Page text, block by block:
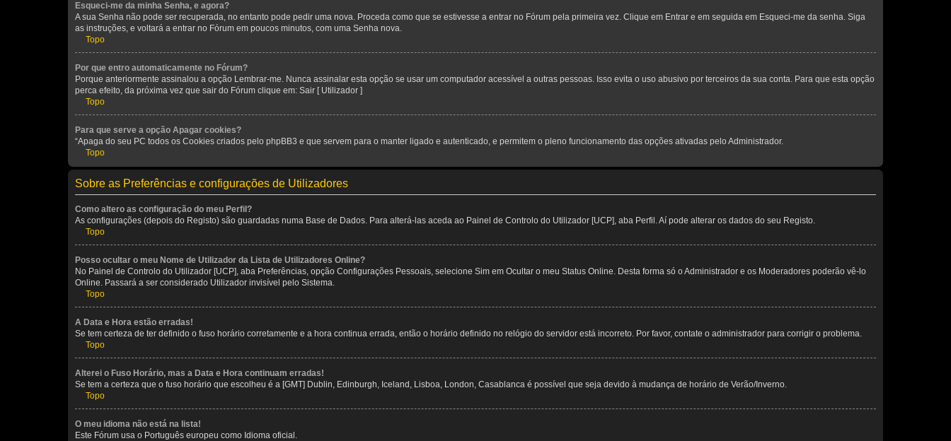
Esqueci-me da minha Senha, e agora?
A sua Senha não pode ser recuperada, no entanto pode pedir uma nova. Proceda como que se estivesse a entrar no Fórum pela primeira vez. Clique em Entrar e em seguida em Esqueci-me da senha. Siga
as instruções, e voltará a entrar no Fórum em poucos minutos, com uma Senha nova.
Topo
Por que entro automaticamente no Fórum?
Porque anteriormente assinalou a opção Lembrar-me. Nunca assinalar esta opção se usar um computador acessível a outras pessoas. Isso evita o uso abusivo por terceiros da sua conta. Para que esta opção
perca efeito, da próxima vez que sair do Fórum clique em: Sair [ Utilizador ]
Topo
Para que serve a opção Apagar cookies?
“Apaga do seu PC todos os Cookies criados pelo phpBB3 e que servem para o manter ligado e autenticado, e permitem o pleno funcionamento das opções ativadas pelo Administrador.
Topo
Sobre as Preferências e configurações de Utilizadores
Como altero as configuração do meu Perfil?
As configurações (depois do Registo) são guardadas numa Base de Dados. Para alterá-las aceda ao Painel de Controlo do Utilizador [UCP], aba Perfil. Aí pode alterar os dados do seu Registo.
Topo
Posso ocultar o meu Nome de Utilizador da Lista de Utilizadores Online?
No Painel de Controlo do Utilizador [UCP], aba Preferências, opção Configurações Pessoais, selecione Sim em Ocultar o meu Status Online. Desta forma só o Administrador e os Moderadores poderão vê-lo
Online. Passará a ser considerado Utilizador invisível pelo Sistema.
Topo
A Data e Hora estão erradas!
Se tem certeza de ter definido o fuso horário corretamente e a hora continua errada, então o horário definido no relógio do servidor está incorreto. Por favor, contate o administrador para corrigir o problema.
Topo
Alterei o Fuso Horário, mas a Data e Hora continuam erradas!
Se tem a certeza que o fuso horário que escolheu é a [GMT] Dublin, Edinburgh, Iceland, Lisboa, London, Casablanca é possível que seja devido à mudança de horário de Verão/Inverno.
Topo
O meu idioma não está na lista!
Este Fórum usa o Português europeu como Idioma oficial.